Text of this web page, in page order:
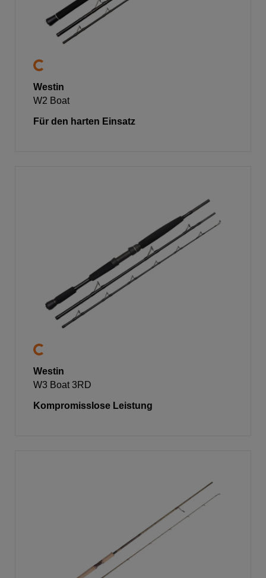
Westin
W2 Boat
Für den harten Einsatz
Westin
W3 Boat 3RD
Kompromisslose Leistung